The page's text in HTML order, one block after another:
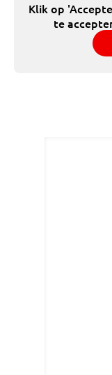
Klik op
te